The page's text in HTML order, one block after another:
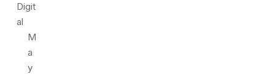
Digit
Al
M
A
Y